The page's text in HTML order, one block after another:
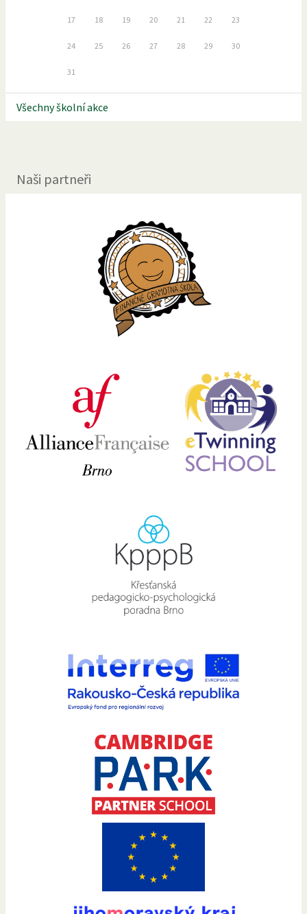
17 18 19 20 21 22 23
24 25 26 27 28 29 30
31
Všechny školní akce
Naši partneři